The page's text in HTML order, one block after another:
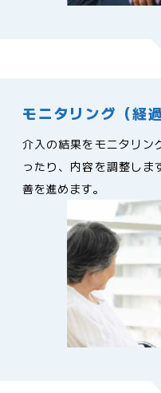
モニタリング（経
介入の結果をモニタリン
ったり、内容を調整しま
善を進めます。